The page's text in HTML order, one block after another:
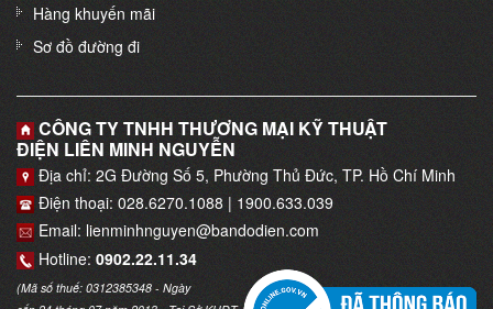
Hàng khuyến mãi
Sơ đồ đường đi
CÔNG TY TNHH THƯƠNG MẠI KỸ THUẬT
ĐIỆN LIÊN MINH NGUYỄN
Địa chỉ: 2G Đường Số 5, Phường Thủ Đức, TP. Hồ Chí Minh
Điện thoại: 028.6270.1088 | 1900.633.039
Email: lienminhnguyen@bandodien.com
Hotline: 0902.22.11.34
(Mã số thuế: 0312385348 - Ngày